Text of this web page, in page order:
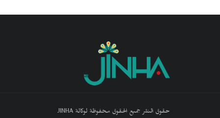
حقوق النشر جميع الحقوق محفوظة لوكالة JINHA